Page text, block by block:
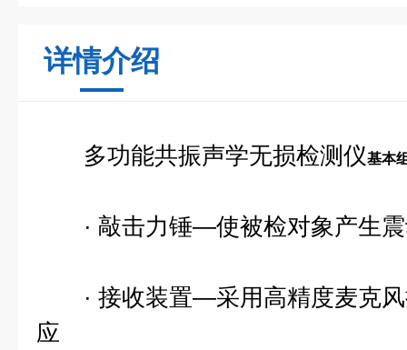
详情介绍
多功能共振声学无损检测仪基本
· 敲击力锤—使被检对象产生
· 接收装置—采用高精度麦克风
应